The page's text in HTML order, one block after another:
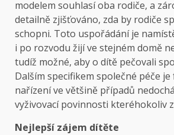
modelem souhlasí oba rodiče, a
detailně zjišťováno, zda by rodiče
schopni. Toto uspořádání je
i po rozvodu žijí ve stejném domě
tudíž možné, aby o dítě pečovali
Dalším specifikem společné péče
nařízení ve většině případů
vyživovací povinnosti kteréhokoliv
Nejlepší zájem dítěte